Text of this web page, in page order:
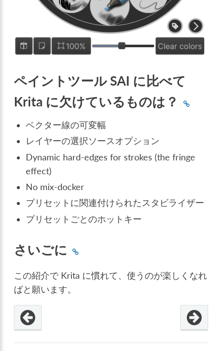
ペイントツール SAI に比べて
Krita に欠けているものは？
ベクター線の可変幅
レイヤーの選択ソースオプション
Dynamic hard-edges for strokes (the fringe
effect)
No mix-docker
プリセットに関連付けられたスタビライザー
プリセットごとのホットキー
さいごに
この紹介で Krita に慣れて、使うのが楽しくなれ
ばと願います。